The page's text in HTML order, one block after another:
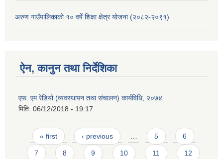
अरुण गाउँपालिकाको १० वर्षे शिक्षा क्षेत्र योजना (२०८२-२०९१)
ऐन, कानुन तथा निर्देशिका
एफ. एम रेडियो (व्यवस्थापन तथा संचालन) कार्यविधि, २०७४
मिति: 06/12/2018 - 19:17
Pages
« first ‹ previous 5 6
7 8 9 10 11
12